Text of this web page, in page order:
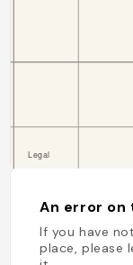
An error on
If you have
place, please